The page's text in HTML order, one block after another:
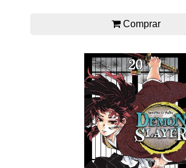
Comprar